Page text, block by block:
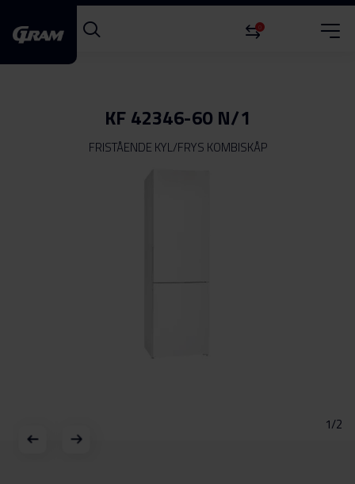
0
KF 42346-60 N/1
FRISTÅENDE KYL/FRYS KOMBISKÅP
1/2